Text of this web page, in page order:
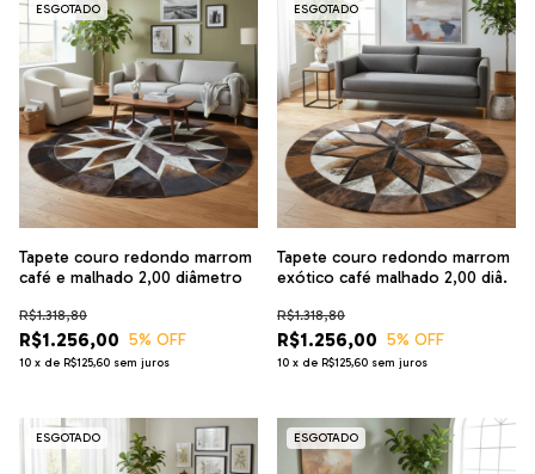
ESGOTADO
Tapete couro redondo marrom
café e malhado 2,00 diâmetro
R$1.256,00
R$1.318,80
5% OFF
10 x de R$125,60 sem juros
ESGOTADO
Tapete couro redondo marrom
exótico café malhado 2,00 diâ.
R$1.256,00
R$1.318,80
5% OFF
10 x de R$125,60 sem juros
ESGOTADO ESGOTADO